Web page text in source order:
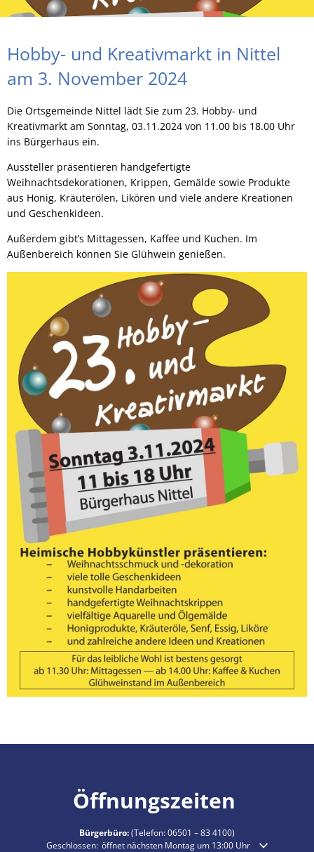
Hobby- und Kreativmarkt in Nittel
am 3. November 2024
Die Ortsgemeinde Nittel lädt Sie zum 23. Hobby- und
Kreativmarkt am Sonntag, 03.11.2024 von 11.00 bis 18.00 Uhr
ins Bürgerhaus ein.
Aussteller präsentieren handgefertigte
Weihnachtsdekorationen, Krippen, Gemälde sowie Produkte
aus Honig, Kräuterölen, Likören und viele andere Kreationen
und Geschenkideen.
Außerdem gibt’s Mittagessen, Kaffee und Kuchen. Im
Außenbereich können Sie Glühwein genießen.
Öffnungszeiten
Bürgerbüro:(Telefon:06501 – 83 4100)
Klicken, um weitere Öffnungs- oder Schließzeiten auszublenden
Geschlossen: öffnet nächsten Montag um 13:00 Uhr